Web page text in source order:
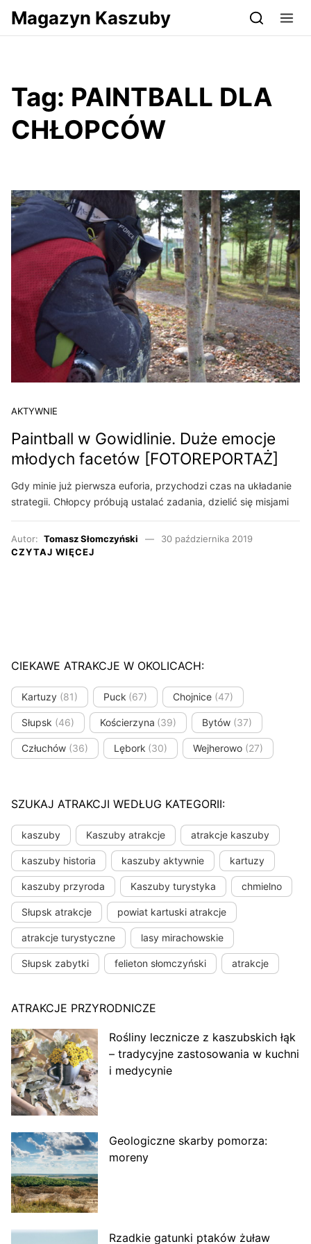
Przejdź do serwisu magazynkaszuby.pl
Magazyn Kaszuby
Tag: PAINTBALL DLA
CHŁOPCÓW
AKTYWNIE
Paintball w Gowidlinie. Duże emocje
młodych facetów [FOTOREPORTAŻ]
Gdy minie już pierwsza euforia, przychodzi czas na układanie
strategii. Chłopcy próbują ustalać zadania, dzielić się misjami
Autor: Tomasz Słomczyński
30 października 2019
CZYTAJ WIĘCEJ
CIEKAWE ATRAKCJE W OKOLICACH:
Kartuzy (81) Puck (67) Chojnice (47)
Słupsk (46) Kościerzyna (39) Bytów (37)
Człuchów (36) Lębork (30) Wejherowo (27)
SZUKAJ ATRAKCJI WEDŁUG KATEGORII:
kaszuby Kaszuby atrakcje atrakcje kaszuby
kaszuby historia kaszuby aktywnie kartuzy
kaszuby przyroda Kaszuby turystyka chmielno
Słupsk atrakcje powiat kartuski atrakcje
atrakcje turystyczne lasy mirachowskie
Słupsk zabytki felieton słomczyński atrakcje
ATRAKCJE PRZYRODNICZE
Rośliny lecznicze z kaszubskich łąk
– tradycyjne zastosowania w kuchni
i medycynie
Geologiczne skarby pomorza:
moreny
Rzadkie gatunki ptaków żuław